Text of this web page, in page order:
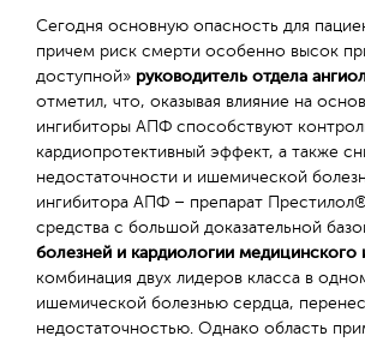
Сегодня основную опасность для
причем риск смерти особенно высок
доступной» руководитель отдела
отметил, что, оказывая влияние на
ингибиторы АПФ способствуют
кардиопротективный эффект, а также
недостаточности и ишемической
ингибитора АПФ – препарат
средства с большой доказательной
болезней и кардиологии
комбинация двух лидеров класса в
ишемической болезнью сердца,
недостаточностью. Однако область